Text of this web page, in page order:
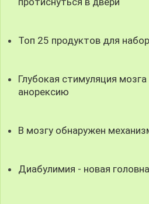
Топ 25 продуктов для
Глубокая стимуляция
анорексию
В мозгу обнаружен
Диабулимия - новая